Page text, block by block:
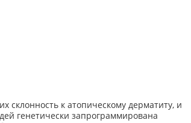
к атопическому дерматиту, и
генетически запрограммирована